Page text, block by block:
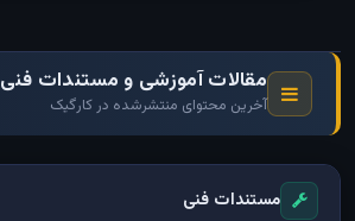
مقالات آموزشی و مستندات فنی
آخرین محتوای منتشرشده در کارگیک
مستندات فنی